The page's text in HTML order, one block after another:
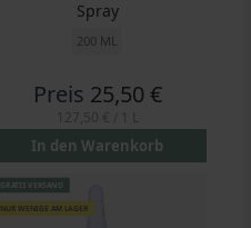
Spray
200 ML
Preis 25,50 €
In den Warenkorb
GRATIS VERSAND
NUR WENIGE AM LAGER